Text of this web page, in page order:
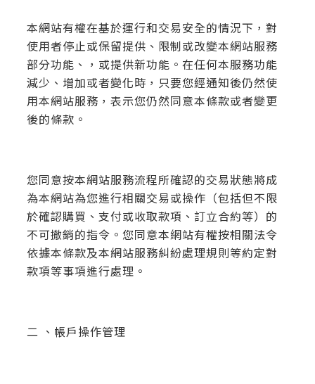
本網站有權在基於運行和交易安全的情況下，對
使用者停止或保留提供、限制或改變本網站服務
部分功能、，或提供新功能。在任何本服務功能
減少、增加或者變化時，只要您經通知後仍然使
用本網站服務，表示您仍然同意本條款或者變更
後的條款。
您同意按本網站服務流程所確認的交易狀態將成
為本網站為您進行相關交易或操作（包括但不限
於確認購買、支付或收取款項、訂立合約等）的
不可撤銷的指令。您同意本網站有權按相關法令
依據本條款及本網站服務糾紛處理規則等約定對
款項等事項進行處理。
二 、帳戶操作管理